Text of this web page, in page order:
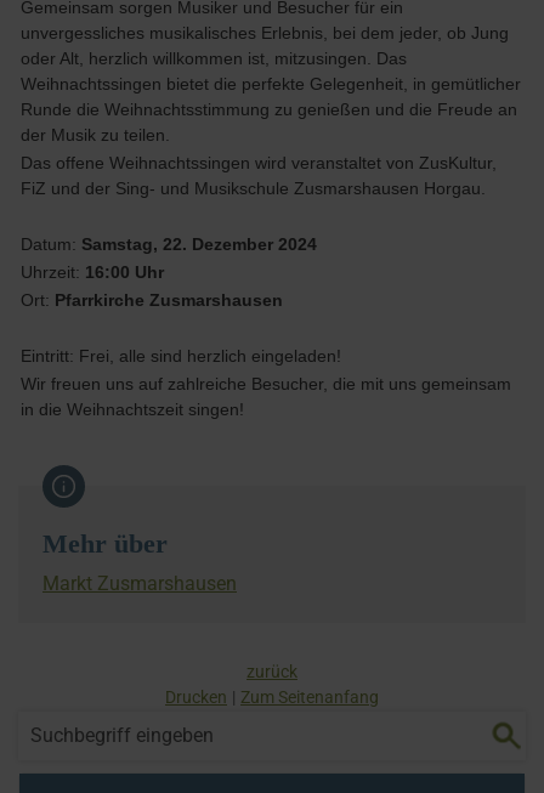
Gemeinsam sorgen Musiker und Besucher für ein
unvergessliches musikalisches Erlebnis, bei dem jeder, ob Jung
oder Alt, herzlich willkommen ist, mitzusingen. Das
Weihnachtssingen bietet die perfekte Gelegenheit, in gemütlicher
Runde die Weihnachtsstimmung zu genießen und die Freude an
der Musik zu teilen.
Das offene Weihnachtssingen wird veranstaltet von ZusKultur,
FiZ und der Sing- und Musikschule Zusmarshausen Horgau.
Datum: Samstag, 22. Dezember 2024
Uhrzeit: 16:00 Uhr
Ort: Pfarrkirche Zusmarshausen
Eintritt: Frei, alle sind herzlich eingeladen!
Wir freuen uns auf zahlreiche Besucher, die mit uns gemeinsam
in die Weihnachtszeit singen!
Mehr über
Markt Zusmarshausen
zurück
Drucken
Zum Seitenanfang